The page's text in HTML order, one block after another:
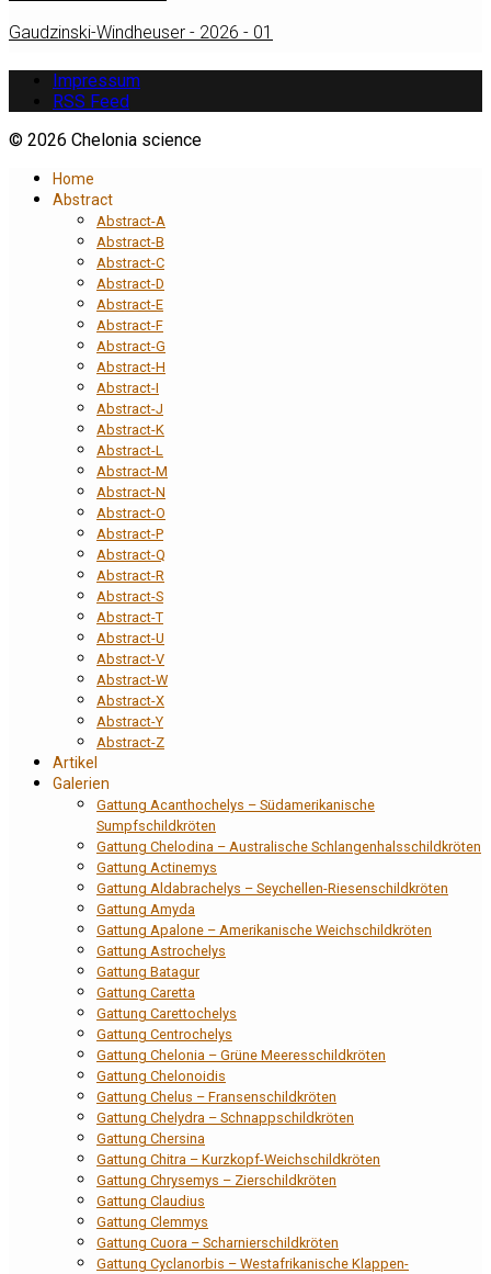
Gaudzinski-Windheuser - 2026 - 01
Impressum
RSS Feed
© 2026 Chelonia science
Home
Abstract
Abstract-A
Abstract-B
Abstract-C
Abstract-D
Abstract-E
Abstract-F
Abstract-G
Abstract-H
Abstract-I
Abstract-J
Abstract-K
Abstract-L
Abstract-M
Abstract-N
Abstract-O
Abstract-P
Abstract-Q
Abstract-R
Abstract-S
Abstract-T
Abstract-U
Abstract-V
Abstract-W
Abstract-X
Abstract-Y
Abstract-Z
Artikel
Galerien
Gattung Acanthochelys – Südamerikanische
Sumpfschildkröten
Gattung Chelodina – Australische Schlangenhalsschildkröten
Gattung Actinemys
Gattung Aldabrachelys – Seychellen-Riesenschildkröten
Gattung Amyda
Gattung Apalone – Amerikanische Weichschildkröten
Gattung Astrochelys
Gattung Batagur
Gattung Caretta
Gattung Carettochelys
Gattung Centrochelys
Gattung Chelonia – Grüne Meeresschildkröten
Gattung Chelonoidis
Gattung Chelus – Fransenschildkröten
Gattung Chelydra – Schnappschildkröten
Gattung Chersina
Gattung Chitra – Kurzkopf-Weichschildkröten
Gattung Chrysemys – Zierschildkröten
Gattung Claudius
Gattung Clemmys
Gattung Cuora – Scharnierschildkröten
Gattung Cyclanorbis – Westafrikanische Klappen-